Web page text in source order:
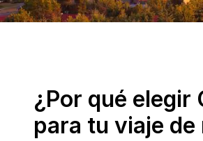
¿Por qué elegir
para tu viaje de